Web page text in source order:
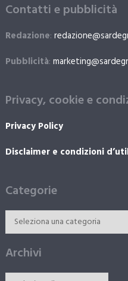
Contatti e pubblicità
Redazione:
Pubblicità:
Privacy, cookie e
Privacy Policy
Disclaimer e condizioni
Categorie
Archivi